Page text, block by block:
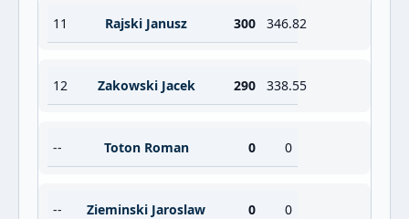
11 Rajski Janusz 300 346.82
12 Zakowski Jacek 290 338.55
-- Toton Roman 0 0
-- Zieminski Jaroslaw 0 0